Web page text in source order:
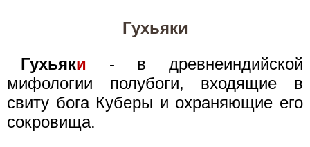
Гухьяки
Гухьяки - в древнеиндийской
мифологии полубоги, входящие в
свиту бога Куберы и охраняющие его
сокровища.